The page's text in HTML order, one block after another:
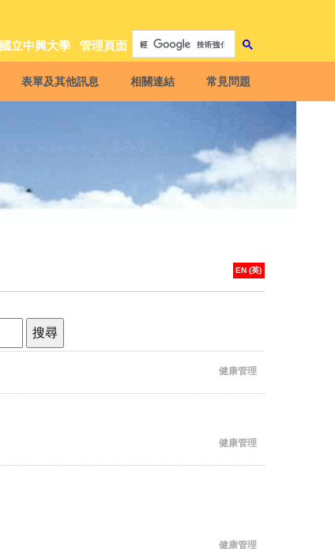
國立中興大學 管理頁面
表單及其他訊息 相關連結 常見問題
EN (英)
健康管理
健康管理
健康管理